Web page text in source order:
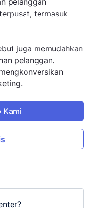
pelanggan
termasuk
juga memudahkan
pelanggan.
Kami